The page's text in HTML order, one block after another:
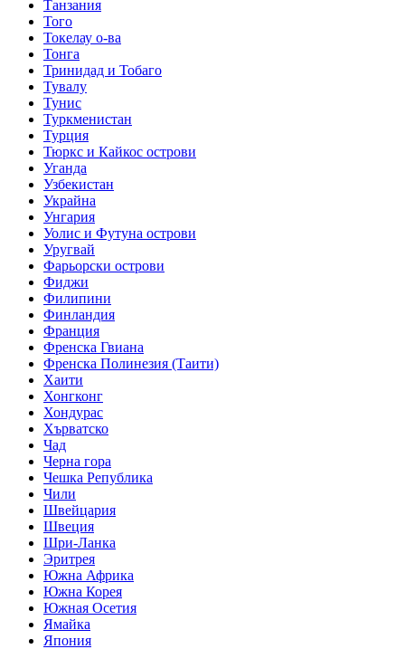
Танзания
Того
Токелау о-ва
Тонга
Тринидад и Тобаго
Тувалу
Тунис
Туркменистан
Турция
Тюркс и Кайкос острови
Уганда
Узбекистан
Украйна
Унгария
Уолис и Футуна острови
Уругвай
Фарьорски острови
Фиджи
Филипини
Финландия
Франция
Френска Гвиана
Френска Полинезия (Таити)
Хаити
Хонгконг
Хондурас
Хърватско
Чад
Черна гора
Чешка Република
Чили
Швейцария
Швеция
Шри-Ланка
Эритрея
Южна Африка
Южна Корея
Южная Осетия
Ямайка
Япония